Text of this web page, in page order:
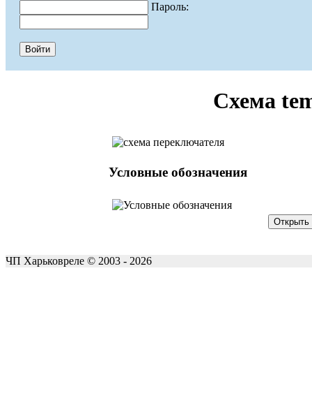
Пароль:
Схема
Условные обозначения
ЧП Харьковреле © 2003 - 2026